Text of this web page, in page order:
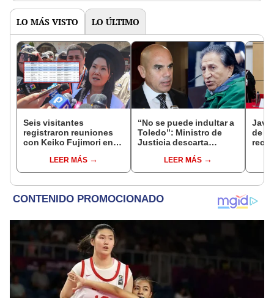
LO MÁS VISTO LO ÚLTIMO
Seis visitantes
registraron reuniones
con Keiko Fujimori en
presidenta se
encontraba en Junín
LEER MÁS
“No se puede indultar a
Toledo”: Ministro de
Justicia descarta
exmandatario
LEER MÁS
de